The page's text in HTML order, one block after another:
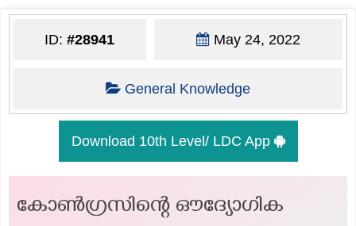
ID:#28941 May 24, 2022
General Knowledge
Download 10th Level/ LDC App
കോൺഗ്രസിന്റെ ഔദ്യോഗിക